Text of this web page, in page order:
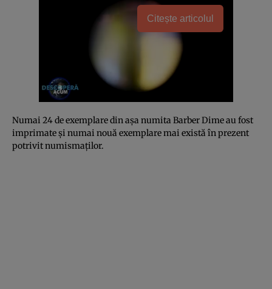
Citește articolul
Numai 24 de exemplare din aşa numita Barber Dime au fost
imprimate şi numai nouă exemplare mai există în prezent
potrivit numismaţilor.